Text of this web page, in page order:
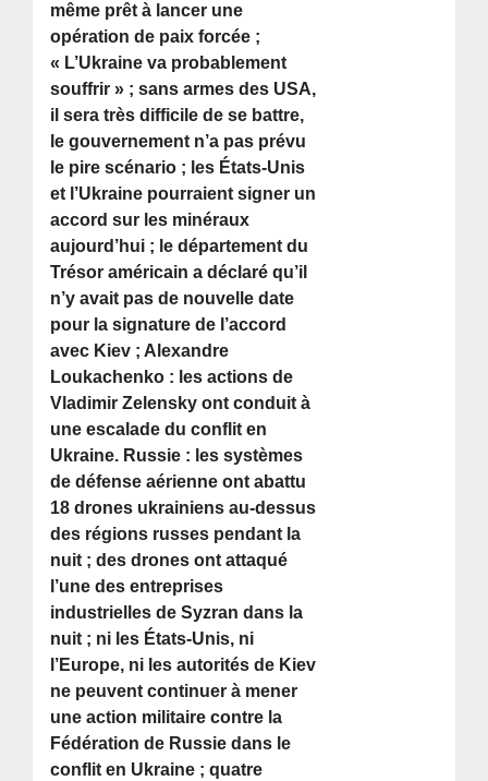
même prêt à lancer une
opération de paix forcée ;
« L’Ukraine va probablement
souffrir » ; sans armes des USA,
il sera très difficile de se battre,
le gouvernement n’a pas prévu
le pire scénario ; les États-Unis
et l’Ukraine pourraient signer un
accord sur les minéraux
aujourd’hui ; le département du
Trésor américain a déclaré qu’il
n’y avait pas de nouvelle date
pour la signature de l’accord
avec Kiev ; Alexandre
Loukachenko : les actions de
Vladimir Zelensky ont conduit à
une escalade du conflit en
Ukraine. Russie : les systèmes
de défense aérienne ont abattu
18 drones ukrainiens au-dessus
des régions russes pendant la
nuit ; des drones ont attaqué
l’une des entreprises
industrielles de Syzran dans la
nuit ; ni les États-Unis, ni
l’Europe, ni les autorités de Kiev
ne peuvent continuer à mener
une action militaire contre la
Fédération de Russie dans le
conflit en Ukraine ; quatre